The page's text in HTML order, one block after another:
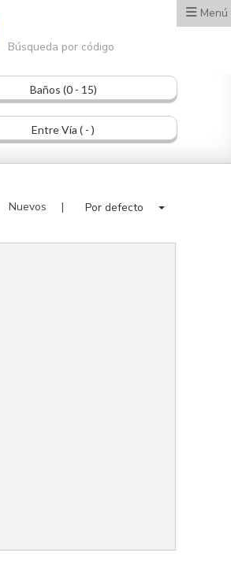
Menú
Búsqueda por código
Baños (0 - 15)
Entre Vía ( - )
Nuevos Por defecto